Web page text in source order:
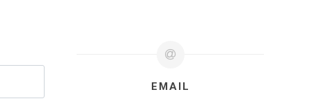
EMAIL